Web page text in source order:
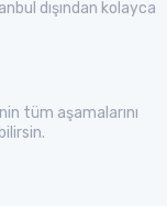
dışından kolayca
tüm aşamalarını